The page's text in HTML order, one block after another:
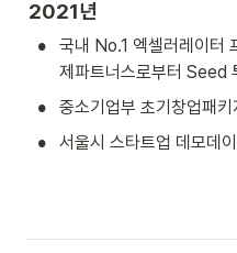
2021년
•
국내 No.1 엑셀러레이터
제파트너스로부터 Seed
• 중소기업부 초기창업패
• 서울시 스타트업 데모데